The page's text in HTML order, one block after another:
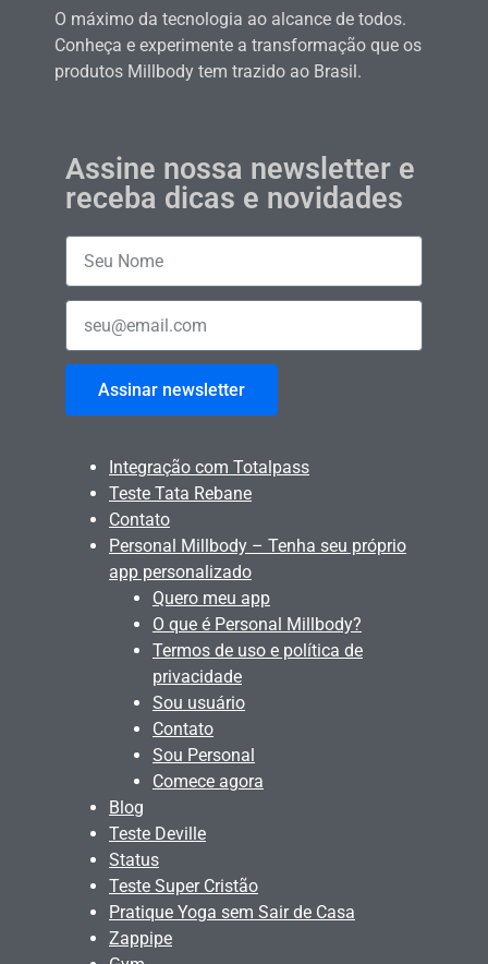
O máximo da tecnologia ao alcance de todos.
Conheça e experimente a transformação que os
produtos Millbody tem trazido ao Brasil.
Assine nossa newsletter e
receba dicas e novidades
Assinar newsletter
Integração com Totalpass
Teste Tata Rebane
Contato
Personal Millbody – Tenha seu próprio
app personalizado
Quero meu app
O que é Personal Millbody?
Termos de uso e política de
privacidade
Sou usuário
Contato
Sou Personal
Comece agora
Blog
Teste Deville
Status
Teste Super Cristão
Pratique Yoga sem Sair de Casa
Zappipe